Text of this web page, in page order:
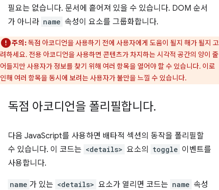
필요는 없습니다. 문서에 흩어져 있을 수 있습니다. DOM 순서
가 아니라 name 속성이 요소를 그룹화합니다.
주의:독점 아코디언을 사용하기 전에 사용자에게 도움이 될지 해가 될지 고
려하세요. 전용 아코디언을 사용하면 콘텐츠가 차지하는 시각적 공간의 양이 줄
어들지만 사용자가 정보를 찾기 위해 여러 항목을 열어야 할 수 있습니다. 이로
인해 여러 항목을 동시에 보려는 사용자가 불만을 느낄 수 있습니다.
독점 아코디언을 폴리필합니다.
다음 JavaScript를 사용하면 배타적 섹션의 동작을 폴리필할
수 있습니다. 이 코드는 <details> 요소의 toggle 이벤트를
사용합니다.
name 가 있는 <details> 요소가 열리면 코드는 name 속성